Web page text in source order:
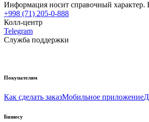
Информация носит справочный характер.
+998 (71) 205-0-888
Колл-центр
Telegram
Служба поддержки
Покупателям
Как сделать заказМобильное приложение
Бизнесу